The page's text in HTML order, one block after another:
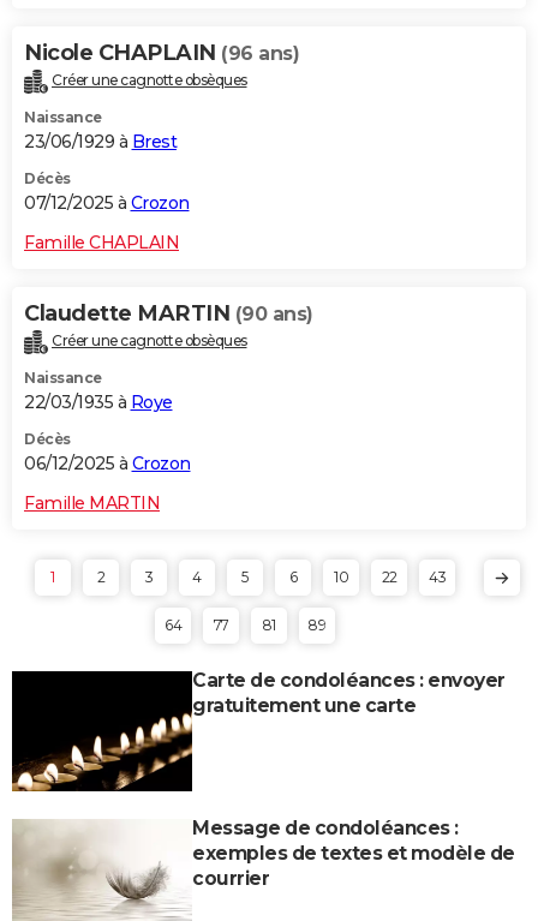
Nicole CHAPLAIN (96 ans)
Créer une cagnotte obsèques
Naissance
23/06/1929 à Brest
Décès
07/12/2025 à Crozon
Famille CHAPLAIN
Claudette MARTIN (90 ans)
Créer une cagnotte obsèques
Naissance
22/03/1935 à Roye
Décès
06/12/2025 à Crozon
Famille MARTIN
1 2 3 4 5 6 10 22 43
64 77 81 89
Carte de condoléances : envoyer
gratuitement une carte
Message de condoléances :
exemples de textes et modèle de
courrier